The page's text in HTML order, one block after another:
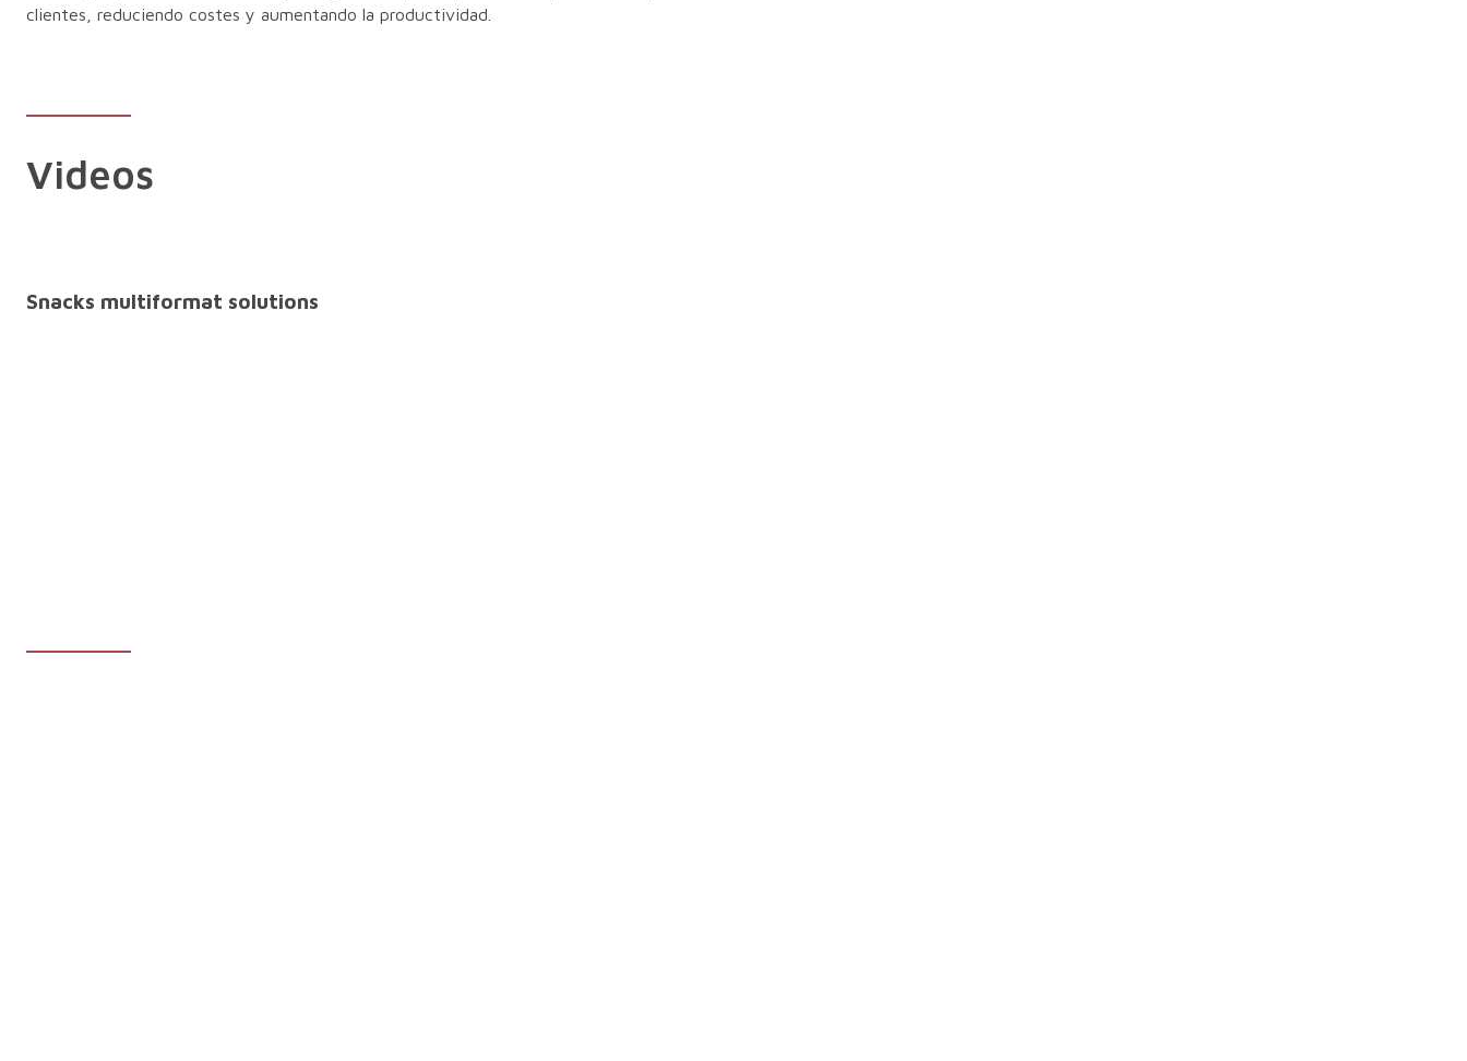
clientes, reduciendo costes y aumentando la productividad.
Videos
Snacks multiformat solutions